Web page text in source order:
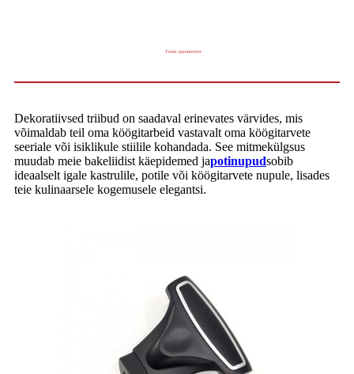
Toote parameeter
Dekoratiivsed triibud on saadaval erinevates värvides, mis
võimaldab teil oma köögitarbeid vastavalt oma köögitarvete
seeriale või isiklikule stiilile kohandada. See mitmekülgsus
muudab meie bakeliidist käepidemed japotinupudsobib
ideaalselt igale kastrulile, potile või köögitarvete nupule, lisades
teie kulinaarsele kogemusele elegantsi.